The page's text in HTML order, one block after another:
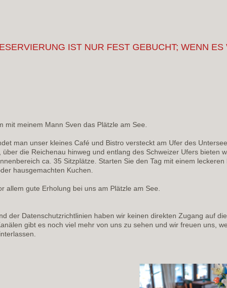
IST NUR FEST GEBUCHT; WENN ES
mit meinem Mann Sven das Plätzle am See.
man unser kleines Café und Bistro versteckt am Ufer des
die Reichenau hinweg und entlang des Schweizer Ufers bieten
ca. 35 Sitzplätze. Starten Sie den Tag mit einem leckeren
hausgemachten Kuchen.
allem gute Erholung bei uns am Plätzle am See.
der Datenschutzrichtlinien haben wir keinen direkten Zugang auf
gibt es noch viel mehr von uns zu sehen und wir freuen uns,